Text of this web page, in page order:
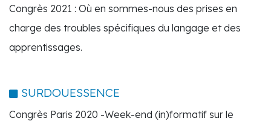
Congrès 2021 : Où en sommes-nous des prises en
charge des troubles spécifiques du langage et des
apprentissages.
SURDOUESSENCE
Congrès Paris 2020 -Week-end (in)formatif sur le